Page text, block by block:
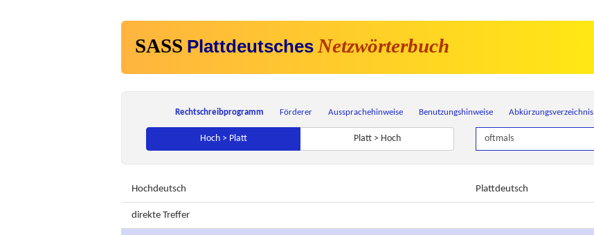
SASS Plattdeutsches Netzwörterbuch
Rechtschreibprogramm Förderer Aussprachehinweise Benutzungshinweise Abkürzungsverzeichnis
Hoch > Platt Platt > Hoch
Hochdeutsch Plattdeutsch
direkte Treffer